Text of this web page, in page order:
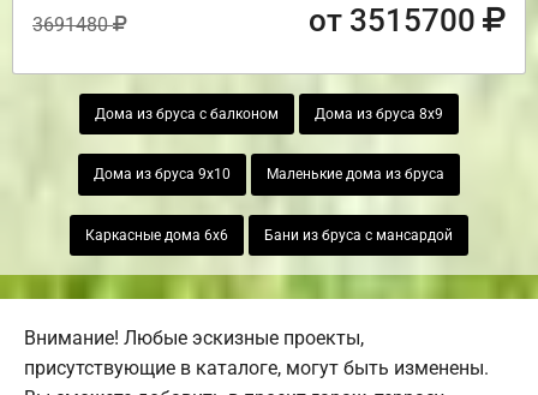
3691480 от 3515700
Дома из бруса с балконом Дома из бруса 8х9
Дома из бруса 9х10 Маленькие дома из бруса
Каркасные дома 6х6 Бани из бруса с мансардой
Внимание! Любые эскизные проекты,
присутствующие в каталоге, могут быть изменены.